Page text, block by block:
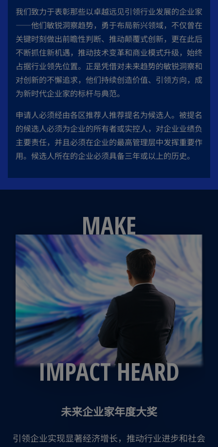
我们致力于表彰那些以卓越远见引领行业发展的企业家
——他们敏锐洞察趋势，勇于布局新兴领域，不仅曾在
关键时刻做出前瞻性判断、推动颠覆式创新，更在此后
不断抓住新机遇，推动技术变革和商业模式升级，始终
占据行业领先位置。正是凭借对未来趋势的敏锐洞察和
对创新的不懈追求，他们持续创造价值、引领方向，成
为新时代企业家的标杆与典范。
申请人必须经由各区推荐人推荐提名为候选人。被提名
的候选人必须为企业的所有者或实控人，对企业业绩负
主要责任，并且必须在企业的最高管理层中发挥重要作
用。候选人所在的企业必须具备三年或以上的历史。
MAKE
IMPACT HEARD
未来企业家年度大奖
引领企业实现显著经济增长，推动行业进步和社会